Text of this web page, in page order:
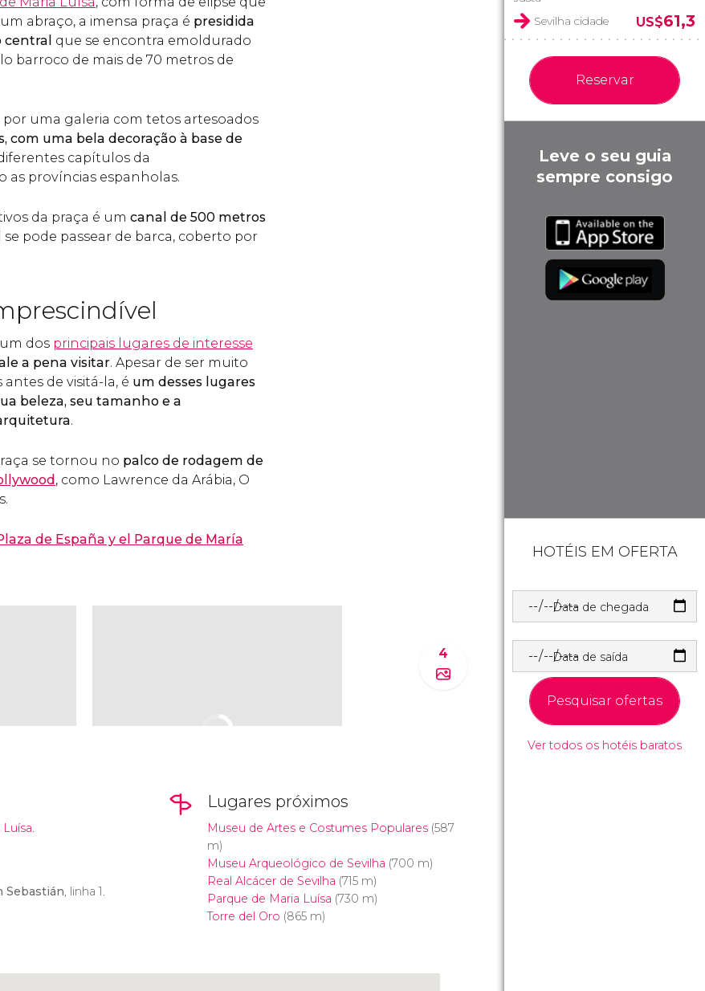
abraço, a imensa praça é presidida
que se encontra emoldurado
barroco de mais de 70 metros de
uma galeria com tetos artesoados
com uma bela decoração à base de
capítulos da
as províncias espanholas.
da praça é um canal de 500 metros
se pode passear de barca, coberto por
dos principais lugares de interesse
a pena visitar. Apesar de ser muito
de visitá-la, é um desses lugares
beleza, seu tamanho e a
.
se tornou no palco de rodagem de
, como Lawrence da Arábia, O
de España y el Parque de María
4
Sebastián, linha 1.
Lugares próximos
Museu de Artes e Costumes Populares(587
m)
Museu Arqueológico de Sevilha (700 m)
Real Alcácer de Sevilha (715 m)
Parque de Maria Luísa (730 m)
Torre del Oro (865 m)
Sevilha cidade
US$61,3
Reservar
Leve o seu guia
sempre consigo
HOTÉIS EM OFERTA
Data de chegada
Data de saída
Pesquisar ofertas
Ver todos os hotéis baratos